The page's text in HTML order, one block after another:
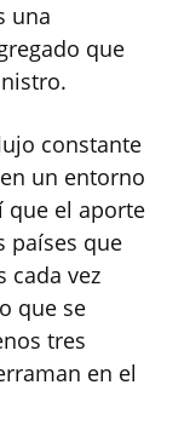
una
que
constante
un entorno
que el aporte
países que
cada vez
que se
tres
en el